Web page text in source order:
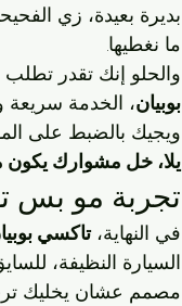
بديرة بعيدة، زي
ما نغطيها.
والحلو إنك تقدر
بوبيان، الخدمة
ويجيك بالضبط على
يلا، خل مشوارك يكون
تجربة مو بس
في النهاية، تاكسي
السيارة النظيفة،
مصمم عشان يخليك